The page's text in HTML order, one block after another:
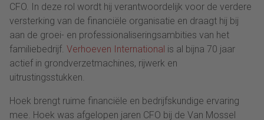
CFO. In deze rol wordt hij verantwoordelijk voor de verdere
versterking van de financiële organisatie en draagt hij bij
aan de groei- en professionaliseringsambities van het
familiebedrijf. Verhoeven International is al bijna 70 jaar
actief in grondverzetmachines, rijwerk en
uitrustingsstukken.
Hoek brengt ruime financiële en bedrijfskundige ervaring
mee. Hoek was afgelopen jaren CFO bij de Van Mossel